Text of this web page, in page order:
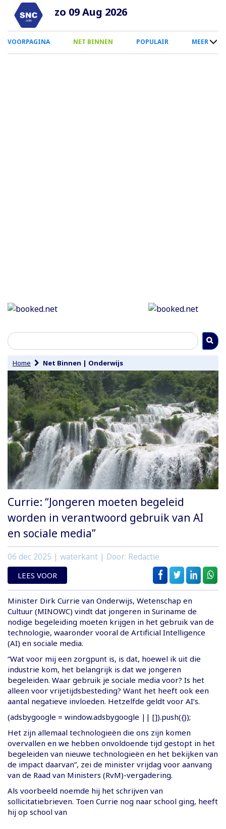
Overslaan
naar
inhoud
zo 09 Aug 2026
0
Smartphone
VOORPAGINA NET BINNEN POPULAIR MEER
Home Net Binnen | Onderwijs
Currie: “Jongeren moeten begeleid
worden in verantwoord gebruik van AI
en sociale media”
06 dec 2025 | waterkant | Door: Redactie
LEES VOOR
Minister Dirk Currie van Onderwijs, Wetenschap en
Cultuur (MINOWC) vindt dat jongeren in Suriname de
nodige begeleiding moeten krijgen in het gebruik van de
technologie, waaronder vooral de Artificial Intelligence
(AI) en sociale media.
“Wat voor mij een zorgpunt is, is dat, hoewel ik uit die
industrie kom, het belangrijk is dat we jongeren
begeleiden. Waar gebruik je sociale media voor? Is het
alleen voor vrijetijdsbesteding? Want het heeft ook een
aantal negatieve invloeden. Hetzelfde geldt voor AI’s.
(adsbygoogle = window.adsbygoogle || []).push({});
Het zijn allemaal technologieën die ons zijn komen
overvallen en we hebben onvoldoende tijd gestopt in het
begeleiden van nieuwe technologieën en het bekijken van
de impact daarvan”, zei de minister vrijdag voor aanvang
van de Raad van Ministers (RvM)-vergadering.
Als voorbeeld noemde hij het schrijven van
sollicitatiebrieven. Toen Currie nog naar school ging, heeft
hij op school van